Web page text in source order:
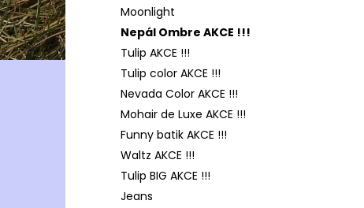
Moonlight
Nepál Ombre AKCE !!!
Tulip AKCE !!!
Tulip color AKCE !!!
Nevada Color AKCE !!!
Mohair de Luxe AKCE !!!
Funny batik AKCE !!!
Waltz AKCE !!!
Tulip BIG AKCE !!!
Jeans